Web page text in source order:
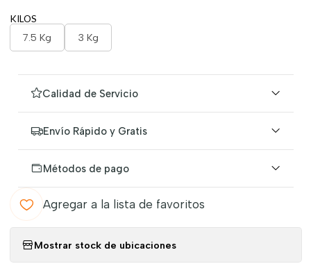
KILOS
7.5 Kg 3 Kg
Calidad de Servicio
Envío Rápido y Gratis
Métodos de pago
Agregar a la lista de favoritos
Mostrar stock de ubicaciones